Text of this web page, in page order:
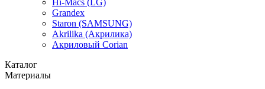
Grandex
Staron (SAMSUNG)
Akrilika (Акрилика)
Акриловый Corian
Каталог
Материалы